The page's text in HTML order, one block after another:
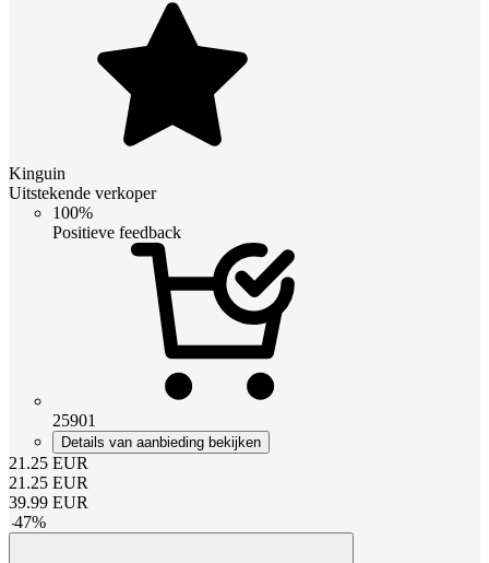
Kinguin
Uitstekende verkoper
100%
Positieve feedback
25901
Details van aanbieding bekijken
21.25 EUR
21.25 EUR
39.99 EUR
-47%